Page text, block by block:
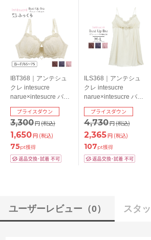
IBT368｜アンテシュ
クレ intesucre
narue×intesucre バス
トアップブラ ブラジ
ャー単品 ふっくらデ
コルテメイク BCDEF
カップ
3,300円(税込)
プライスダウン
1,650円 (税込)
75pt獲得
ILS368｜アンテシュ
クレ intesucre
narue×intesucre バス
トアップブラ IBT368
ペア スリップ M/L
4,730円(税込)
プライスダウン
2,365円 (税込)
107pt獲得
ユーザーレビュー （0） スタ